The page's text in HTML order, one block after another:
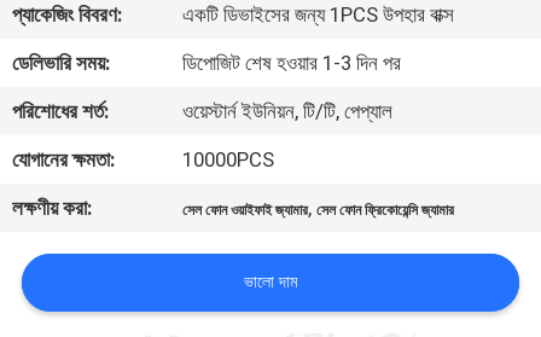
মান
নিয়ন্ত্রণ
করুন
খবর
প্যাকেজিং বিবরণ:
একটি ডিভাইসের জন্য 1PCS উপহার বাক্স
ডেলিভারি সময়:
ডিপোজিট শেষ হওয়ার 1-3 দিন পর
পরিশোধের শর্ত:
ওয়েস্টার্ন ইউনিয়ন, টি/টি, পেপ্যাল
যোগানের ক্ষমতা:
10000PCS
লক্ষণীয় করা:
সেল ফোন ওয়াইফাই জ্যামার,সেল ফোন ফ্রিকোয়েন্সি জ্যামার
ভালো দাম